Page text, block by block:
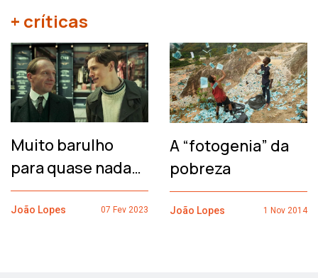
+ críticas
Muito barulho
para quase nada…
João Lopes 07 Fev 2023
A “fotogenia” da
pobreza
João Lopes 1 Nov 2014